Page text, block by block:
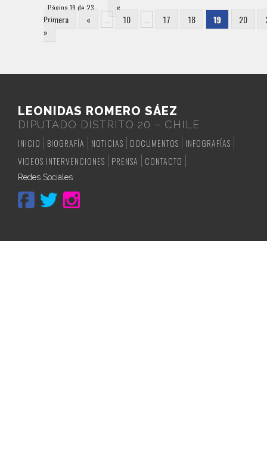
Página 19 de 23
«
Primera
« 10 17 18 19 20
»
LEONIDAS ROMERO SÁEZ
DIPUTADO DISTRITO 20 – CHILE
INICIO
BIOGRAFÍA NOTICIAS DOCUMENTOS
INFOGRAFÍAS
VIDEOS INTERVENCIONES
PRENSA CONTACTO
Redes Sociales